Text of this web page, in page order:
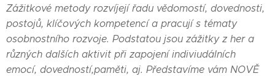
Zážitkové metody rozvíjejí řadu vědomostí, dovednosti,
postojů, klíčových kompetencí a pracují s tématy
osobnostního rozvoje. Podstatou jsou zážitky z her a
různých dalších aktivit při zapojení indiviudálních
emocí, dovedností,paměti, aj. Představíme vám NOVĚ